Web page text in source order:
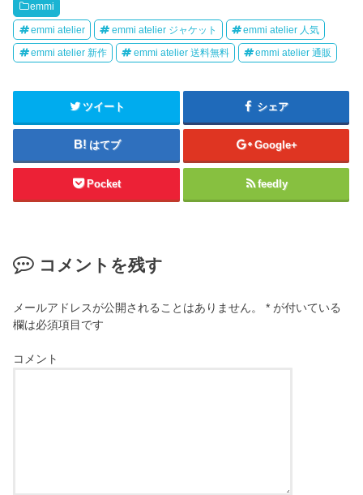
emmi
emmi atelier emmi atelier ジャケット emmi atelier 人気
emmi atelier 新作 emmi atelier 送料無料 emmi atelier 通販
ツイート シェア
はてブ Google+
Pocket feedly
コメントを残す
メールアドレスが公開されることはありません。 * が付いている
欄は必須項目です
コメント